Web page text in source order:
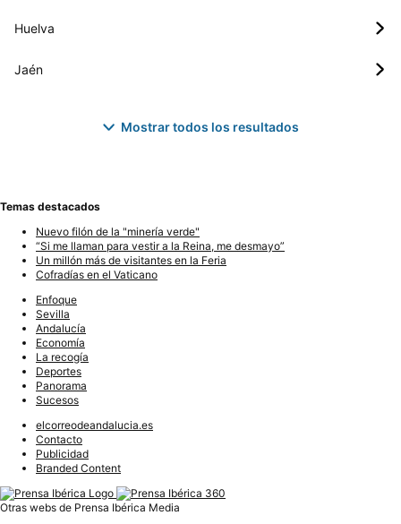
Huelva
Jaén
Mostrar todos los resultados
Temas destacados
Nuevo filón de la "minería verde"
“Si me llaman para vestir a la Reina, me desmayo”
Un millón más de visitantes en la Feria
Cofradías en el Vaticano
Enfoque
Sevilla
Andalucía
Economía
La recogía
Deportes
Panorama
Sucesos
elcorreodeandalucia.es
Contacto
Publicidad
Branded Content
Otras webs de Prensa Ibérica Media